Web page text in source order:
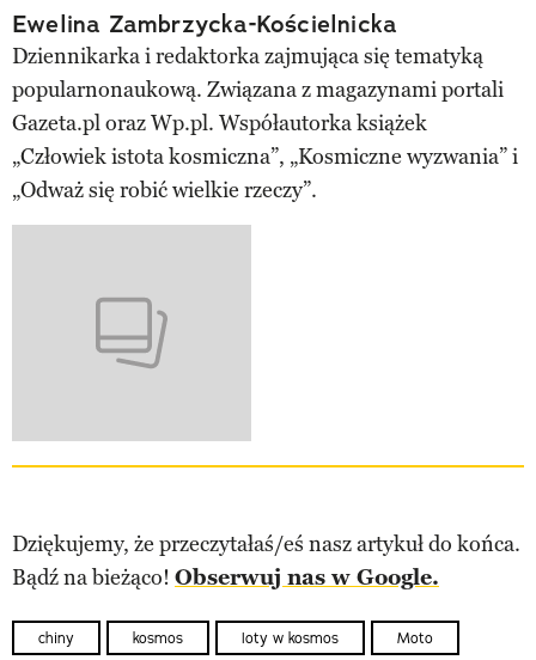
Ewelina Zambrzycka-Kościelnicka
Dziennikarka i redaktorka zajmująca się tematyką
popularnonaukową. Związana z magazynami portali
Gazeta.pl oraz Wp.pl. Współautorka książek
„Człowiek istota kosmiczna”, „Kosmiczne wyzwania” i
„Odważ się robić wielkie rzeczy”.
Dziękujemy, że przeczytałaś/eś nasz artykuł do końca.
Bądź na bieżąco! Obserwuj nas w Google.
chiny kosmos loty w kosmos Moto